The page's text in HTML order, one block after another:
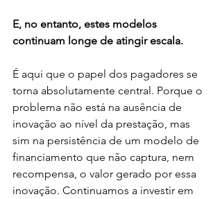
E, no entanto, estes modelos
continuam longe de atingir escala.
É aqui que o papel dos pagadores se
torna absolutamente central. Porque o
problema não está na ausência de
inovação ao nível da prestação, mas
sim na persistência de um modelo de
financiamento que não captura, nem
recompensa, o valor gerado por essa
inovação. Continuamos a investir em